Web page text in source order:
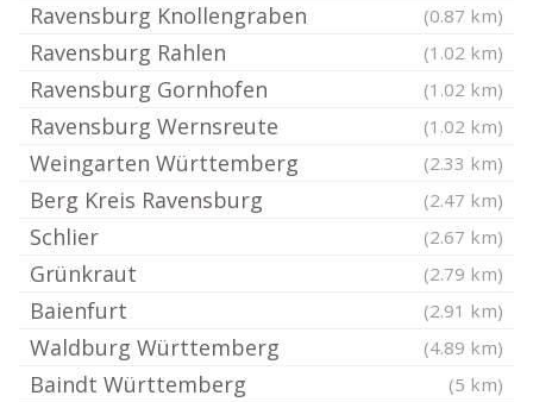
Ravensburg Knollengraben (0.87 km)
Ravensburg Rahlen (1.02 km)
Ravensburg Gornhofen (1.02 km)
Ravensburg Wernsreute (1.02 km)
Weingarten Württemberg (2.33 km)
Berg Kreis Ravensburg (2.47 km)
Schlier (2.67 km)
Grünkraut (2.79 km)
Baienfurt (2.91 km)
Waldburg Württemberg (4.89 km)
Baindt Württemberg (5 km)